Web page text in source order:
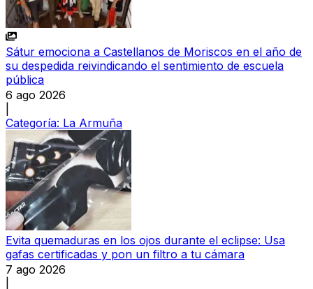
Sátur emociona a Castellanos de Moriscos en el año de
su despedida reivindicando el sentimiento de escuela
pública
6 ago 2026
Categoría: La Armuña
Evita quemaduras en los ojos durante el eclipse: Usa
gafas certificadas y pon un filtro a tu cámara
7 ago 2026